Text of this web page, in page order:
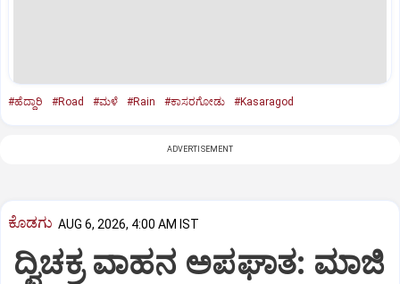
#ಹೆದ್ದಾರಿ #Road #ಮಳೆ #Rain #ಕಾಸರಗೋಡು #Kasaragod
ADVERTISEMENT
ಕೊಡಗು AUG 6, 2026, 4:00 AM IST
ದ್ವಿಚಕ್ರ ವಾಹನ ಅಪಘಾತ: ಮಾಜಿ